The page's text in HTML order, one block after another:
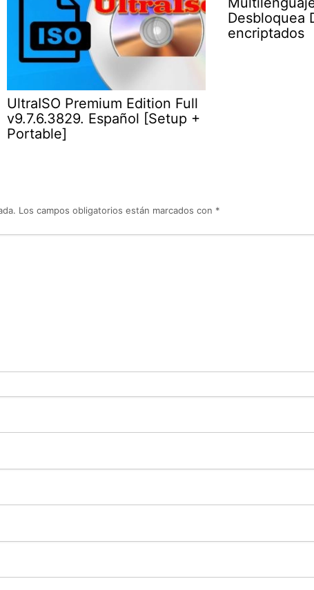
UltraISO Premium Edition Full
v9.7.6.3829. Español [Setup +
Portable]
Desbloquea
encriptados
Los campos obligatorios están marcados con *